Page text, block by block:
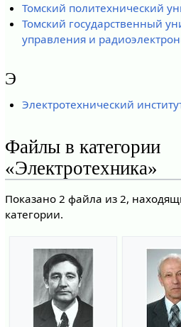
Томский политехнический
Томский государственный
управления и
Э
Электротехнический
Файлы в категории
«Электротехника»
Показано 2 файла из 2,
категории.